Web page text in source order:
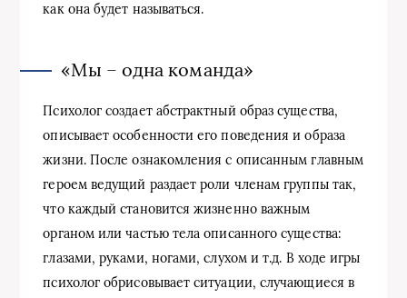
как она будет называться.
«Мы – одна команда»
Психолог создает абстрактный образ существа,
описывает особенности его поведения и образа
жизни. После ознакомления с описанным главным
героем ведущий раздает роли членам группы так,
что каждый становится жизненно важным
органом или частью тела описанного существа:
глазами, руками, ногами, слухом и т.д. В ходе игры
психолог обрисовывает ситуации, случающиеся в